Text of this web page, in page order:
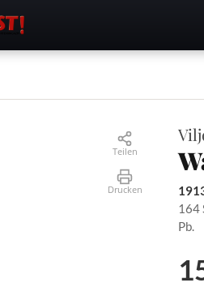
Teilen
Drucken
164
Pb.